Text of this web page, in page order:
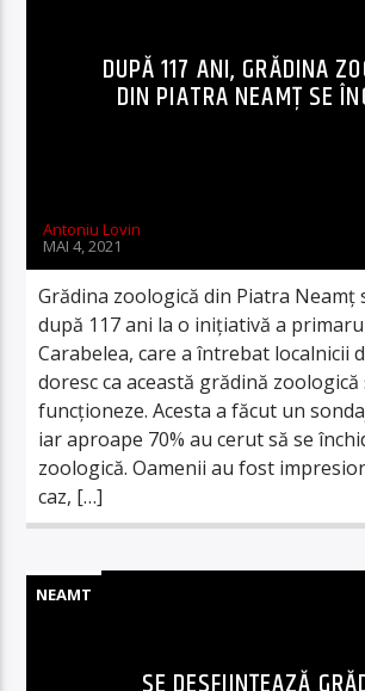
DUPĂ 117 ANI, GRĂDINA
DIN PIATRA NEAMȚ SE
Antoniu Lovin
MAI 4, 2021
Grădina zoologică din Piatra Neamț
după 117 ani la o inițiativă a
Carabelea, care a întrebat localnicii
doresc ca această grădină zoologică
funcționeze. Acesta a făcut un
iar aproape 70% au cerut să se
zoologică. Oamenii au fost
caz, […]
NEAMT